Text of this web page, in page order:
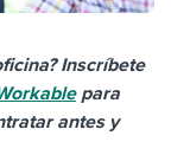
Inscríbete
para
antes y